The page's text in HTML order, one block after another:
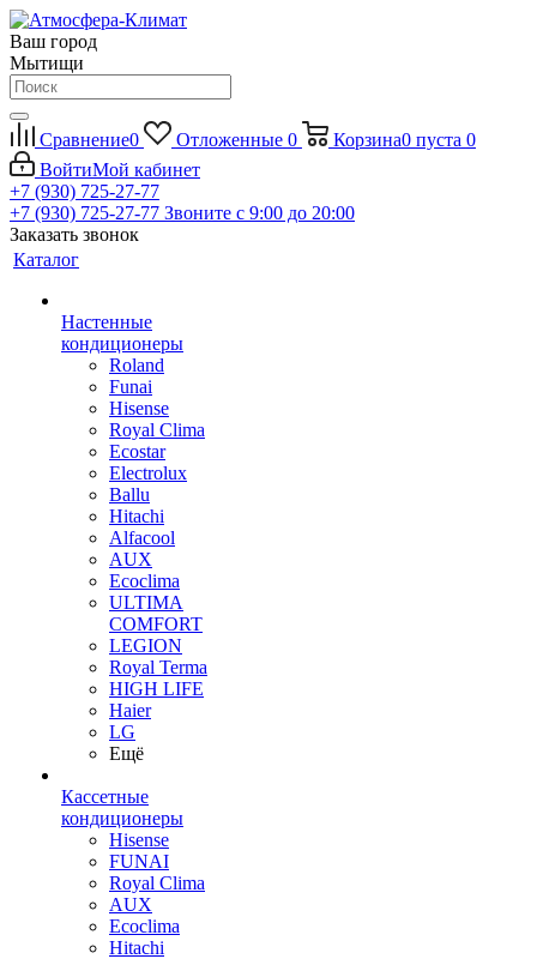
Ваш город
Мытищи
Сравнение0 Отложенные 0 Корзина0 пуста 0
ВойтиМой кабинет
+7 (930) 725-27-77
+7 (930) 725-27-77 Звоните с 9:00 до 20:00
Заказать звонок
Каталог
Настенные
кондиционеры
Roland
Funai
Hisense
Royal Clima
Ecostar
Electrolux
Ballu
Hitachi
Alfacool
AUX
Ecoclima
ULTIMA
COMFORT
LEGION
Royal Terma
HIGH LIFE
Haier
LG
Ещё
Кассетные
кондиционеры
Hisense
FUNAI
Royal Clima
AUX
Ecoclima
Hitachi